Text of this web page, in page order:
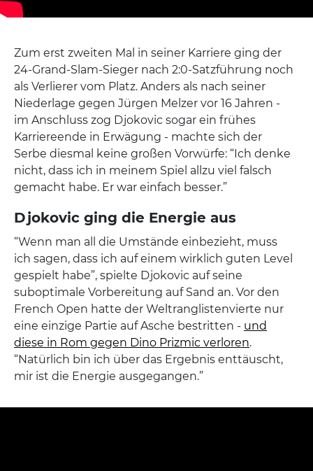
Zum erst zweiten Mal in seiner Karriere ging der
24-Grand-Slam-Sieger nach 2:0-Satzführung noch
als Verlierer vom Platz. Anders als nach seiner
Niederlage gegen Jürgen Melzer vor 16 Jahren -
im Anschluss zog Djokovic sogar ein frühes
Karriereende in Erwägung - machte sich der
Serbe diesmal keine großen Vorwürfe: “Ich denke
nicht, dass ich in meinem Spiel allzu viel falsch
gemacht habe. Er war einfach besser.”
Djokovic ging die Energie aus
“Wenn man all die Umstände einbezieht, muss
ich sagen, dass ich auf einem wirklich guten Level
gespielt habe”, spielte Djokovic auf seine
suboptimale Vorbereitung auf Sand an. Vor den
French Open hatte der Weltranglistenvierte nur
eine einzige Partie auf Asche bestritten - und
diese in Rom gegen Dino Prizmic verloren.
“Natürlich bin ich über das Ergebnis enttäuscht,
mir ist die Energie ausgegangen.”